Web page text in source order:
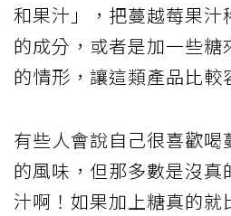
和果汁」，把蔓越莓果汁
的成分，或者是加一些糖
的情形，讓這類產品比較
有些人會說自己很喜歡喝
的風味，但那多數是沒真
汁啊！如果加上糖真的就